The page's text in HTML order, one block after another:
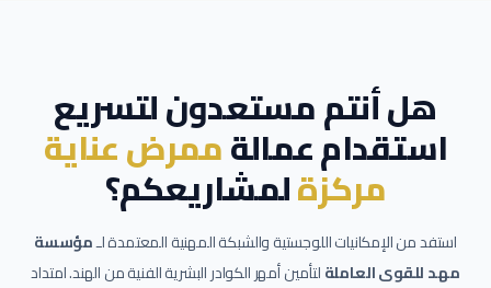
هل أنتم مستعدون لتسريع
استقدام عمالةممرض عناية
مركزةلمشاريعكم؟
استفد من الإمكانيات اللوجستية والشبكة المهنية المعتمدة لـمؤسسة
مهد للقوى العاملةلتأمين أمهر الكوادر البشرية الفنية من الهند. امتداد